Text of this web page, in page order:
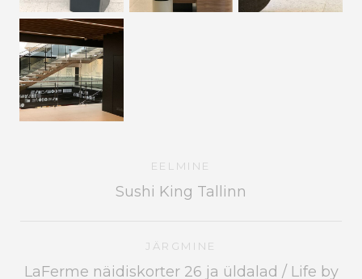
EELMINE
Sushi King Tallinn
JÄRGMINE
LaFerme näidiskorter 26 ja üldalad / Life by